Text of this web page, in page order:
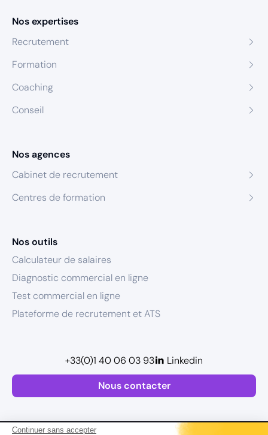
Continuer sans accepter
Nos expertises
Recrutement
Formation
Coaching
Conseil
Nos agences
Cabinet de recrutement
Centres de formation
Nos outils
Calculateur de salaires
Diagnostic commercial en ligne
Test commercial en ligne
Plateforme de recrutement et ATS
Nous contacter
+33(0)1 40 06 03 93 Linkedin